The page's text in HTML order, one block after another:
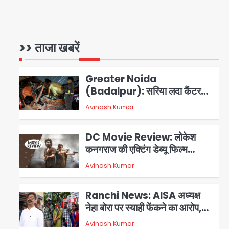
>> ताजा खबरें
1
2
Greater Noida
(Badalpur): सरिया लदा कैंटर
अनियंत्रित होकर घुसा किराना दुकान
में , ड्राइवर की मौत
Avinash Kumar
3
DC Movie Review: लोकेश
कनगराज की एक्टिंग डेब्यू फिल्म
विजुअली स्ट्राइकिंग लेकिन स्क्रीनप्ले
में कमजोर, लेकिन कहानी अधूरी रह गई,
Avinash Kumar
4
Ranchi News: AISA अध्यक्ष
नेहा बोरा पर स्याही फेंकने का आरोप,
ABVP कार्यकर्ताओं पर एक्शन; हेमंत
Avinash Kumar